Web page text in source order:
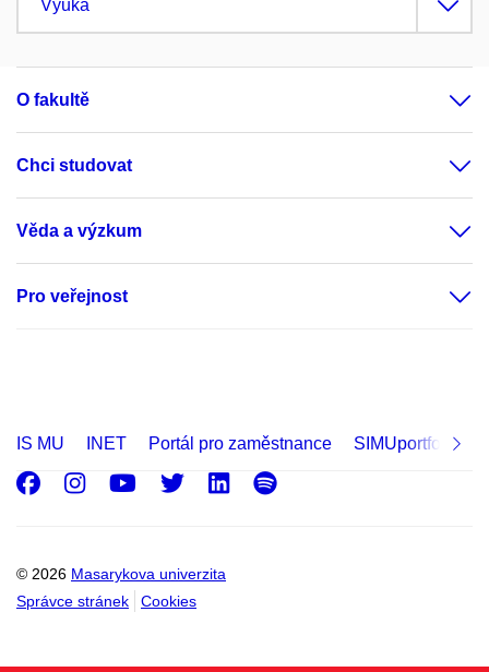
Výuka
O fakultě
Chci studovat
Věda a výzkum
Pro veřejnost
IS MU INET Portál pro zaměstnance SIMUportfolio
© 2026 Masarykova univerzita
Správce stránek
Cookies
Facebook
Instagram
Youtube
Twitter
LinkedIn
Spotify